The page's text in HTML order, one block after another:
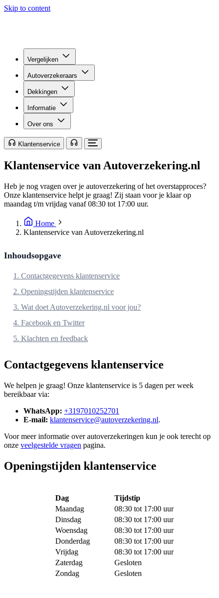
Skip to content
Vergelijken
Autoverzekeraars
Dekkingen
Informatie
Over ons
Klantenservice
Klantenservice van Autoverzekering.nl
Heb je nog vragen over je autoverzekering of het overstapproces?
Onze klantenservice helpt je graag! Zij staan voor je klaar op
maandag t/m vrijdag vanaf 08:30 tot 17:00 uur.
Home
Klantenservice van Autoverzekering.nl
Inhoudsopgave
1. Contactgegevens klantenservice
2. Openingstijden klantenservice
3. Wat doet Autoverzekering.nl voor jou?
4. Facebook en Twitter
5. Klachten en feedback
Contactgegevens klantenservice
We helpen je graag! Onze klantenservice is 5 dagen per week
bereikbaar via:
WhatsApp: +3197010252701
E-mail: klantenservice@autoverzekering.nl.
Voor meer informatie over autoverzekeringen kun je ook terecht op
onze veelgestelde vragen pagina.
Openingstijden klantenservice
Dag
Tijdstip
Maandag
08:30 tot 17:00 uur
Dinsdag
08:30 tot 17:00 uur
Woensdag
08:30 tot 17:00 uur
Donderdag
08:30 tot 17:00 uur
Vrijdag
08:30 tot 17:00 uur
Zaterdag
Gesloten
Zondag
Gesloten